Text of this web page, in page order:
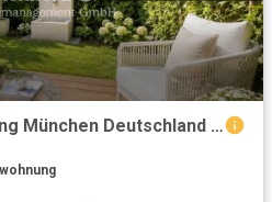
4 Schlafzimmer Wohnung München Deutschland 103804314